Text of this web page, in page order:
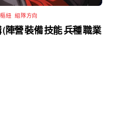
紐 ,組隊方向
陣營 裝備 技能 兵種 職業